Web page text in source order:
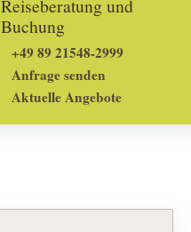
Reiseberatung und
Buchung
+49 89 21548-2999
Anfrage senden
Aktuelle Angebote